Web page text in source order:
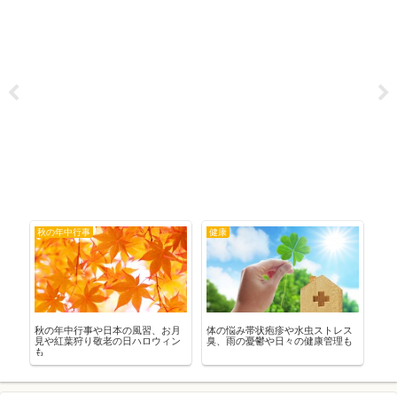
秋の年中行事
秋の年中行事や日本の風習、お月
見や紅葉狩り敬老の日ハロウィン
も
健康
体の悩み帯状疱疹や水虫ストレス
臭、雨の憂鬱や日々の健康管理も